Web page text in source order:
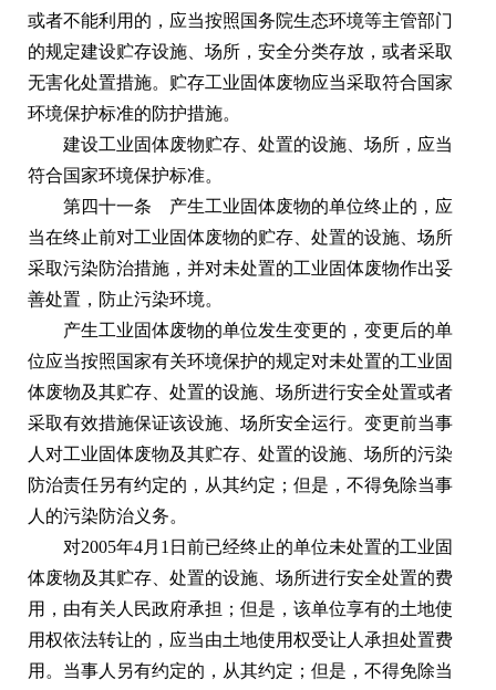
或者不能利用的，应当按照国务院生态环境等主管部门
的规定建设贮存设施、场所，安全分类存放，或者采取
无害化处置措施。贮存工业固体废物应当采取符合国家
环境保护标准的防护措施。
建设工业固体废物贮存、处置的设施、场所，应当
符合国家环境保护标准。
第四十一条 产生工业固体废物的单位终止的，应
当在终止前对工业固体废物的贮存、处置的设施、场所
采取污染防治措施，并对未处置的工业固体废物作出妥
善处置，防止污染环境。
产生工业固体废物的单位发生变更的，变更后的单
位应当按照国家有关环境保护的规定对未处置的工业固
体废物及其贮存、处置的设施、场所进行安全处置或者
采取有效措施保证该设施、场所安全运行。变更前当事
人对工业固体废物及其贮存、处置的设施、场所的污染
防治责任另有约定的，从其约定；但是，不得免除当事
人的污染防治义务。
对2005年4月1日前已经终止的单位未处置的工业固
体废物及其贮存、处置的设施、场所进行安全处置的费
用，由有关人民政府承担；但是，该单位享有的土地使
用权依法转让的，应当由土地使用权受让人承担处置费
用。当事人另有约定的，从其约定；但是，不得免除当